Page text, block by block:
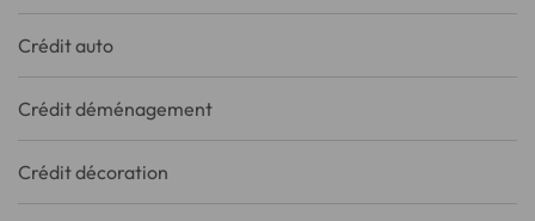
Crédit auto
Crédit déménagement
Crédit décoration